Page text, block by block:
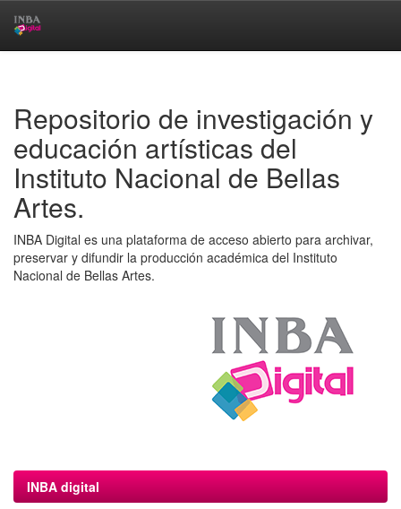
Repositorio de investigación y
educación artísticas del
Instituto Nacional de Bellas
Artes.
INBA Digital es una plataforma de acceso abierto para archivar,
preservar y difundir la producción académica del Instituto
Nacional de Bellas Artes.
INBA digital